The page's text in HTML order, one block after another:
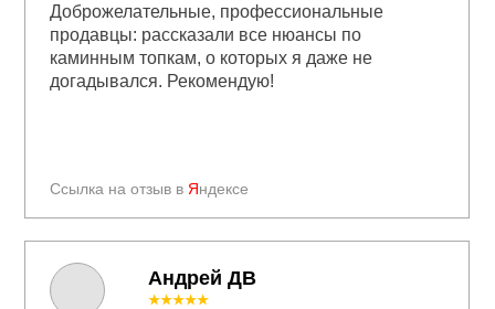
Ссылка на отзыв в Яндексе
Доброжелательные, профессиональные
продавцы: рассказали все нюансы по
каминным топкам, о которых я даже не
догадывался. Рекомендую!
Андрей ДВ
★★★★★